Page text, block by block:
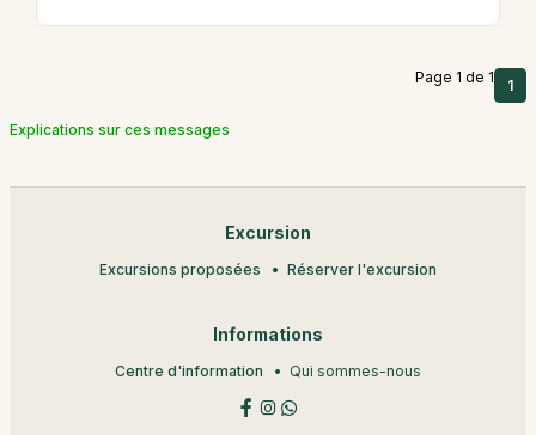
Page 1 de 1 1
Explications sur ces messages
Excursion
Excursions proposées Réserver l'excursion
Informations
Centre d'information Qui sommes-nous